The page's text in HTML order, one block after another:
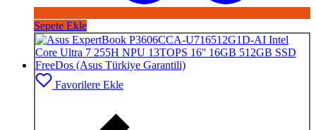
Sepete Ekle
Favorilere Ekle